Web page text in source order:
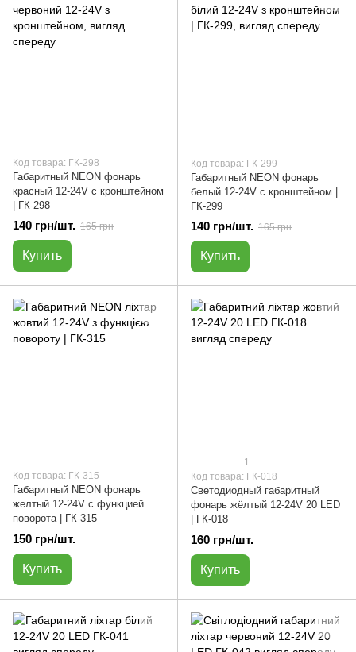
Код товара: ГК-298
Габаритный NEON фонарь
красный 12-24V с кронштейном
| ГК-298
140 грн/шт. 165 грн
Купить
Код товара: ГК-299
Габаритный NEON фонарь
белый 12-24V с кронштейном |
ГК-299
140 грн/шт. 165 грн
Купить
Код товара: ГК-315
Габаритный NEON фонарь
желтый 12-24V с функцией
поворота | ГК-315
150 грн/шт.
Купить
1
Код товара: ГК-018
Светодиодный габаритный
фонарь жёлтый 12-24V 20 LED
| ГК-018
160 грн/шт.
Купить